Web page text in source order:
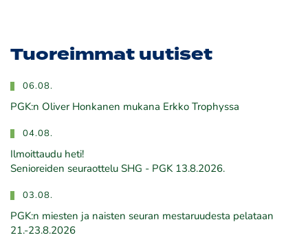
Tuoreimmat uutiset
06.08.
PGK:n Oliver Honkanen mukana Erkko Trophyssa
04.08.
Ilmoittaudu heti!
​​​​​​​Senioreiden seuraottelu SHG - PGK 13.8.2026.
03.08.
PGK:n miesten ja naisten seuran mestaruudesta pelataan
21.-23.8.2026